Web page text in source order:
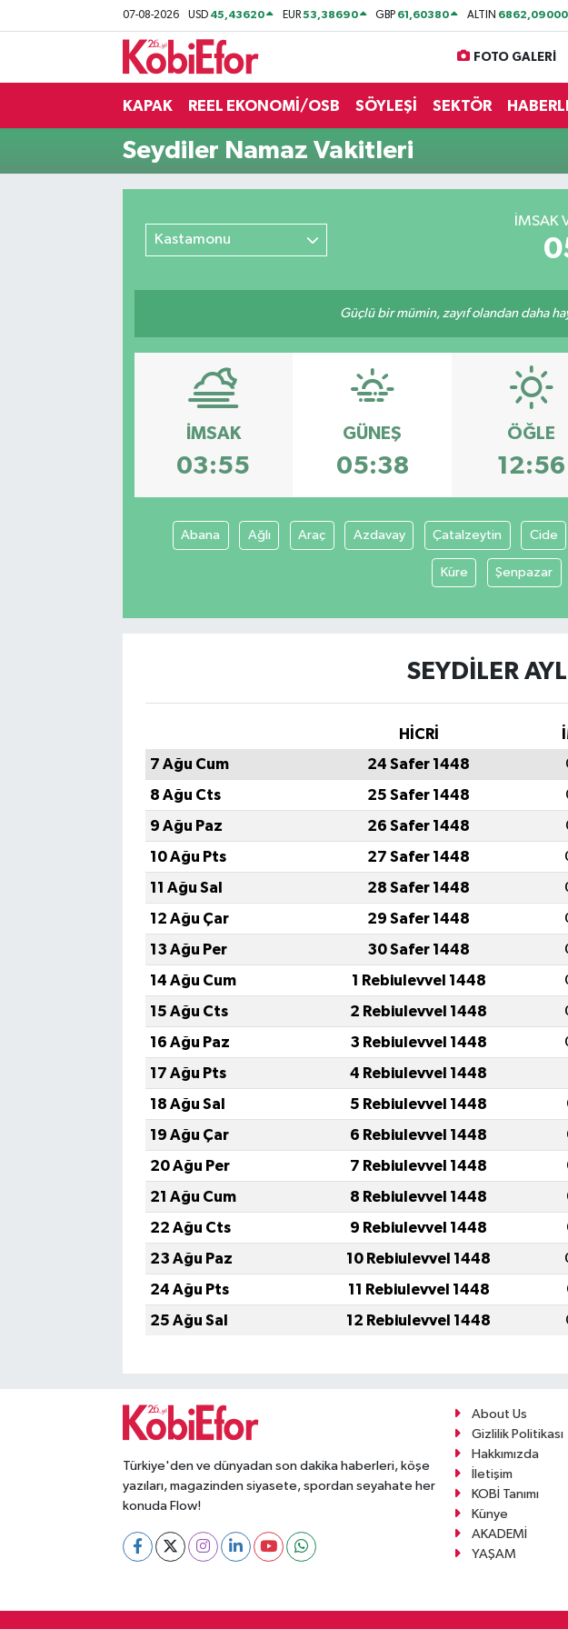
07-08-2026 USD 45,43620 EUR53,38690 GBP 61,60380 ALTIN 6862,09000
FOTO GALERİ
KAPAK REEL EKONOMİ/OSB SÖYLEŞİ SEKTÖR
Seydiler Namaz Vakitleri
Kastamonu
İMSAK
Güçlü bir mümin, zayıf olandan daha
İMSAK
03:55
GÜNEŞ
05:38
ÖĞLE
12:56
Abana Ağlı Araç Azdavay Çatalzeytin Cide
Küre Şenpazar
SEYDILER
HİCRİ
7 Ağu Cum
24 Safer 1448
8 Ağu Cts
25 Safer 1448
9 Ağu Paz
26 Safer 1448
10 Ağu Pts
27 Safer 1448
11 Ağu Sal
28 Safer 1448
12 Ağu Çar
29 Safer 1448
13 Ağu Per
30 Safer 1448
14 Ağu Cum
1 Rebiulevvel 1448
15 Ağu Cts
2 Rebiulevvel 1448
16 Ağu Paz
3 Rebiulevvel 1448
17 Ağu Pts
4 Rebiulevvel 1448
18 Ağu Sal
5 Rebiulevvel 1448
19 Ağu Çar
6 Rebiulevvel 1448
20 Ağu Per
7 Rebiulevvel 1448
21 Ağu Cum
8 Rebiulevvel 1448
22 Ağu Cts
9 Rebiulevvel 1448
23 Ağu Paz
10 Rebiulevvel 1448
24 Ağu Pts
11 Rebiulevvel 1448
25 Ağu Sal
12 Rebiulevvel 1448
Türkiye'den ve dünyadan son dakika haberleri, köşe
yazıları, magazinden siyasete, spordan seyahate her
konuda Flow!
About Us
Gizlilik Politikası
Hakkımızda
İletişim
KOBİ Tanımı
Künye
AKADEMİ
YAŞAM
BİLİŞİM PANO
DESTEK-TEŞVİK